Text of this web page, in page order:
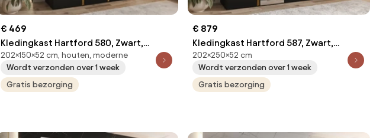
€ 469
Kledingkast Hartford 580, Zwart,
Gouden, 202x150x52cm, 104.8 kg,
Kledingkast deuren: Met scharnieren
202×150×52 cm, houten, moderne
Wordt verzonden over 1 week
Gratis bezorging
€ 879
Kledingkast Hartford 587, Zwart,
Gouden, 202x250x52cm, 173 kg,
Kledingkast deuren: Met scharnieren
202×250×52 cm
Wordt verzonden over 1 week
Gratis bezorging